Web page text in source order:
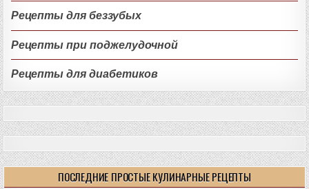
Рецепты для беззубых
Рецепты при поджелудочной
Рецепты для диабетиков
ПОСЛЕДНИЕ ПРОСТЫЕ КУЛИНАРНЫЕ РЕЦЕПТЫ